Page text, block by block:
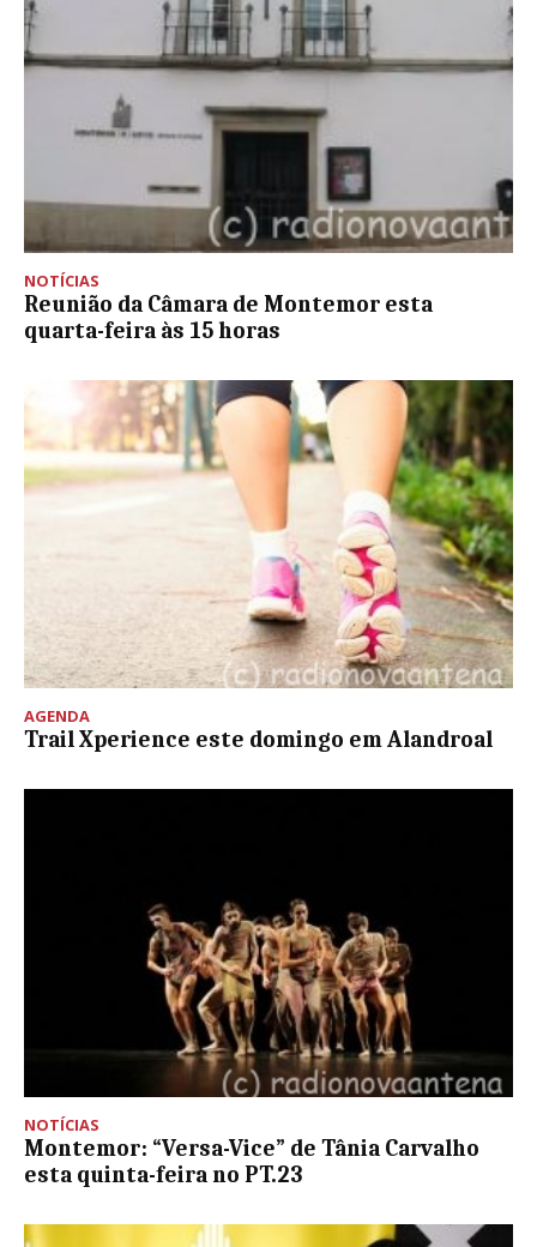
NOTÍCIAS
Reunião da Câmara de Montemor esta
quarta-feira às 15 horas
AGENDA
Trail Xperience este domingo em Alandroal
NOTÍCIAS
Montemor: “Versa-Vice” de Tânia Carvalho
esta quinta-feira no PT.23